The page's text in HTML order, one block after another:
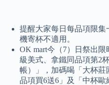
提醒大家每日每品項限
機寄杯不適用。
OK mart今（7）日祭出
級美式、拿鐵同品項第2
帳）」，加碼喝「大杯莊
品項買6送6」及「中杯